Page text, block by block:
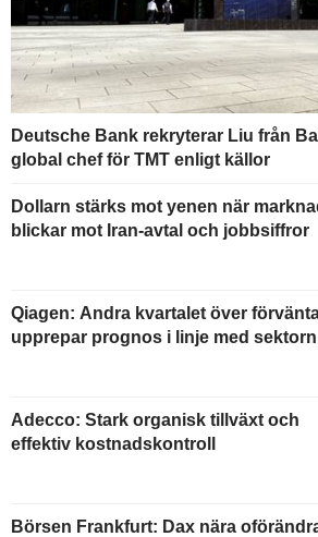
Deutsche Bank rekryterar Liu från
global chef för TMT enligt källor
Dollarn stärks mot yenen när
blickar mot Iran-avtal och jobbsiffror
Qiagen: Andra kvartalet över
upprepar prognos i linje med sektorn
Adecco: Stark organisk tillväxt och
effektiv kostnadskontroll
Börsen Frankfurt: Dax nära